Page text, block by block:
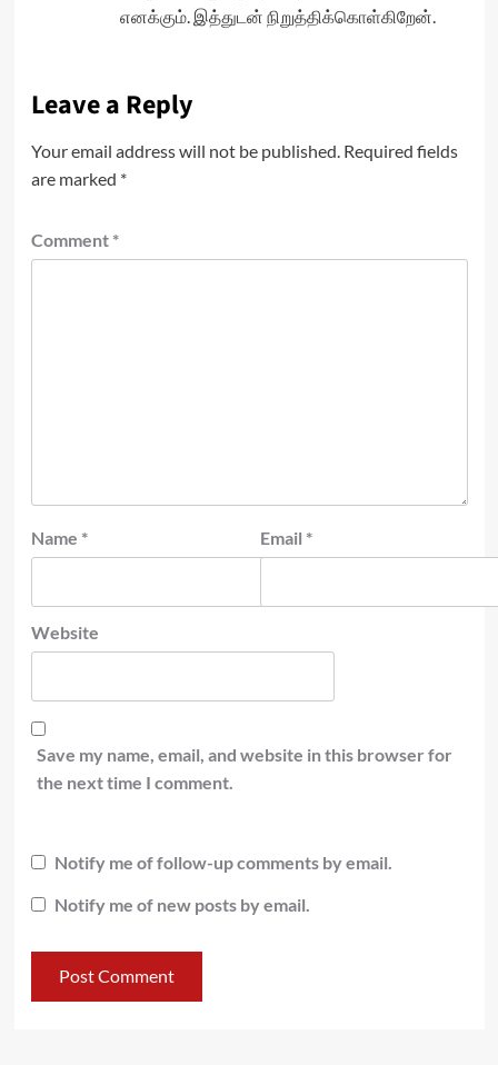
எனக்கும். இத்துடன் நிறுத்திக்கொள்கிறேன்.
Leave a Reply
Your email address will not be published. Required fields
are marked *
Comment *
Name * Email *
Website
Save my name, email, and website in this browser for
the next time I comment.
Notify me of follow-up comments by email.
Notify me of new posts by email.